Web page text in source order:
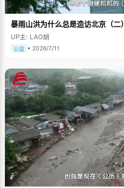
暴雨山洪为什么总是造访北京（二）
UP主: LAO胡
公益 • 2026/7/11